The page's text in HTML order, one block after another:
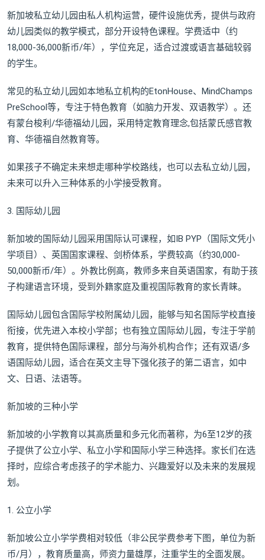
新加坡私立幼儿园由私人机构运营，硬件设施优秀，提供与政府
幼儿园类似的教学模式，部分开设特色课程。学费适中（约
18,000-36,000新币/年），学位充足，适合过渡或语言基础较弱
的学生。
常见的私立幼儿园如本地私立机构的EtonHouse、MindChamps
PreSchool等，专注于特色教育（如脑力开发、双语教学）。还
有蒙台梭利/华德福幼儿园，采用特定教育理念,包括蒙氏感官教
育、华德福自然教育等。
如果孩子不确定未来想走哪种学校路线，也可以去私立幼儿园，
未来可以升入三种体系的小学接受教育。
3. 国际幼儿园
新加坡的国际幼儿园采用国际认可课程，如IB PYP（国际文凭小
学项目）、英国国家课程、剑桥体系，学费较高（约30,000-
50,000新币/年）。外教比例高，教师多来自英语国家，有助于孩
子构建语言环境，受到外籍家庭及重视国际教育的家长青睐。
国际幼儿园包含国际学校附属幼儿园，能够与知名国际学校直接
衔接，优先进入本校小学部；也有独立国际幼儿园，专注于学前
教育，提供特色国际课程，部分与海外机构合作；还有双语/多
语国际幼儿园，适合在英文主导下强化孩子的第二语言，如中
文、日语、法语等。
新加坡的三种小学
新加坡的小学教育以其高质量和多元化而著称，为6至12岁的孩
子提供了公立小学、私立小学和国际小学三种选择。家长们在选
择时，应综合考虑孩子的学术能力、兴趣爱好以及未来的发展规
划。
1. 公立小学
新加坡公立小学学费相对较低（非公民学费参考下图，单位为新
币/月），教育质量高，师资力量雄厚，注重学生的全面发展。